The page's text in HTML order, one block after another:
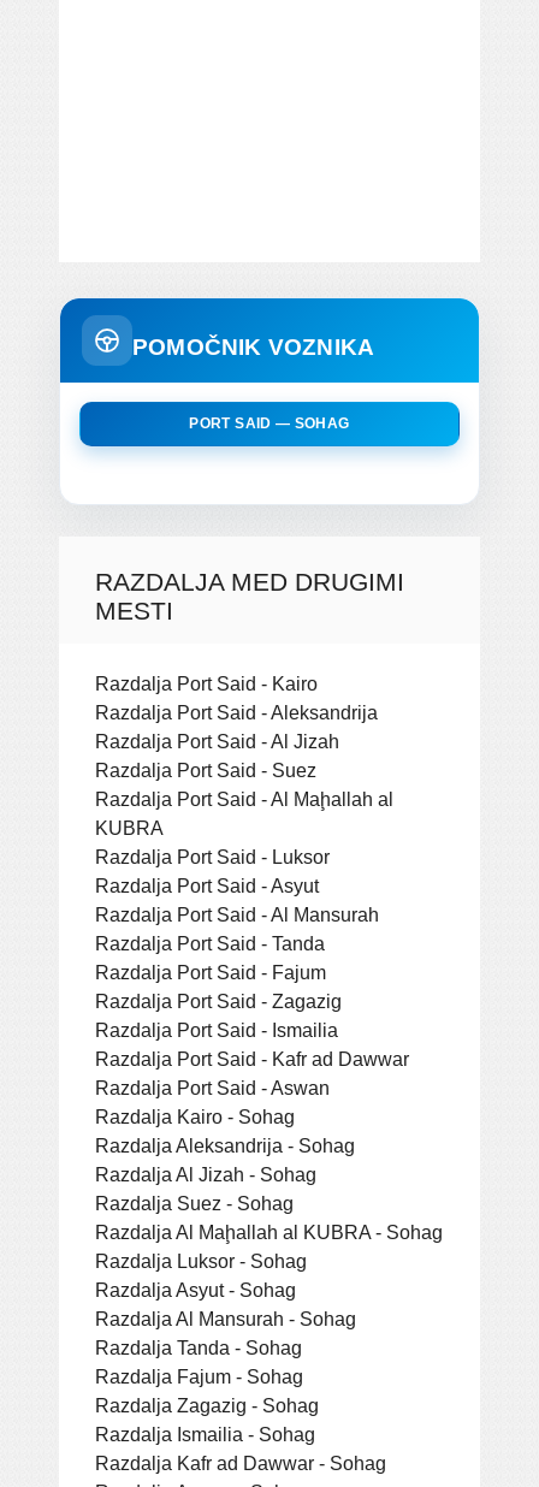
POMOČNIK VOZNIKA
PORT SAID — SOHAG
RAZDALJA MED DRUGIMI
MESTI
Razdalja Port Said - Kairo
Razdalja Port Said - Aleksandrija
Razdalja Port Said - Al Jizah
Razdalja Port Said - Suez
Razdalja Port Said - Al Maḩallah al
KUBRA
Razdalja Port Said - Luksor
Razdalja Port Said - Asyut
Razdalja Port Said - Al Mansurah
Razdalja Port Said - Tanda
Razdalja Port Said - Fajum
Razdalja Port Said - Zagazig
Razdalja Port Said - Ismailia
Razdalja Port Said - Kafr ad Dawwar
Razdalja Port Said - Aswan
Razdalja Kairo - Sohag
Razdalja Aleksandrija - Sohag
Razdalja Al Jizah - Sohag
Razdalja Suez - Sohag
Razdalja Al Maḩallah al KUBRA - Sohag
Razdalja Luksor - Sohag
Razdalja Asyut - Sohag
Razdalja Al Mansurah - Sohag
Razdalja Tanda - Sohag
Razdalja Fajum - Sohag
Razdalja Zagazig - Sohag
Razdalja Ismailia - Sohag
Razdalja Kafr ad Dawwar - Sohag